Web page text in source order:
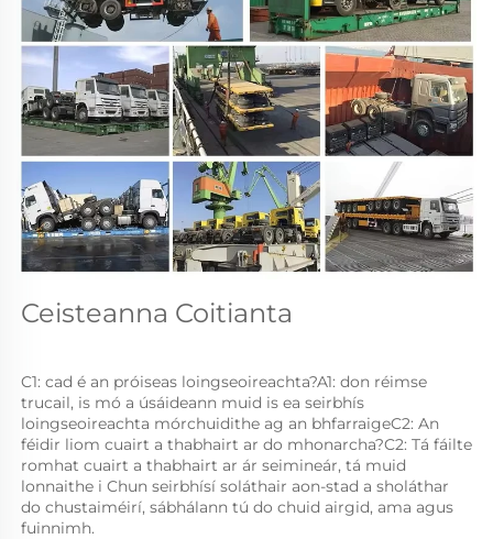
Ceisteanna Coitianta
C1: cad é an próiseas loingseoireachta?A1: don réimse
trucail, is mó a úsáideann muid is ea seirbhís
loingseoireachta mórchuidithe ag an bhfarraigeC2: An
féidir liom cuairt a thabhairt ar do mhonarcha?C2: Tá fáilte
romhat cuairt a thabhairt ar ár seimineár, tá muid
lonnaithe i Chun seirbhísí soláthair aon-stad a sholáthar
do chustaiméirí, sábhálann tú do chuid airgid, ama agus
fuinnimh.